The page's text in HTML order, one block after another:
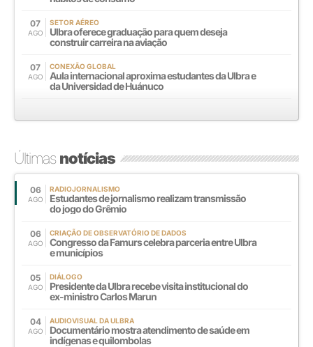
07
AGO
SETOR AÉREO
Ulbra oferece graduação para quem deseja
construir carreira na aviação
07
AGO
CONEXÃO GLOBAL
Aula internacional aproxima estudantes da Ulbra e
da Universidad de Huánuco
Últimasnotícias
06
AGO
RADIOJORNALISMO
Estudantes de jornalismo realizam transmissão
do jogo do Grêmio
06
AGO
CRIAÇÃO DE OBSERVATÓRIO DE DADOS
Congresso da Famurs celebra parceria entre Ulbra
e municípios
05
AGO
DIÁLOGO
Presidente da Ulbra recebe visita institucional do
ex-ministro Carlos Marun
04
AGO
AUDIOVISUAL DA ULBRA
Documentário mostra atendimento de saúde em
indígenas e quilombolas